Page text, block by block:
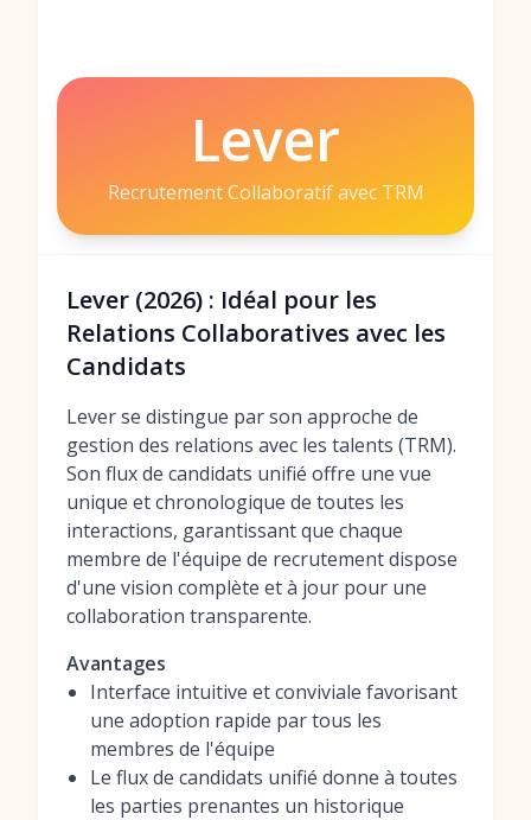
Lever
Recrutement Collaboratif avec TRM
Lever (2026) : Idéal pour les
Relations Collaboratives avec les
Candidats
Lever se distingue par son approche de
gestion des relations avec les talents (TRM).
Son flux de candidats unifié offre une vue
unique et chronologique de toutes les
interactions, garantissant que chaque
membre de l'équipe de recrutement dispose
d'une vision complète et à jour pour une
collaboration transparente.
Avantages
Interface intuitive et conviviale favorisant
une adoption rapide par tous les
membres de l'équipe
Le flux de candidats unifié donne à toutes
les parties prenantes un historique